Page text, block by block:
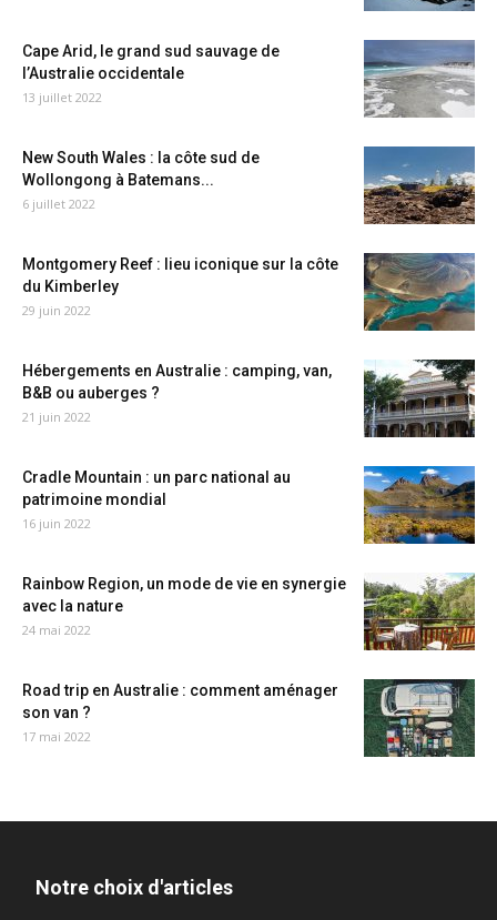
Cape Arid, le grand sud sauvage de
l’Australie occidentale
13 juillet 2022
New South Wales : la côte sud de
Wollongong à Batemans...
6 juillet 2022
Montgomery Reef : lieu iconique sur la côte
du Kimberley
29 juin 2022
Hébergements en Australie : camping, van,
B&B ou auberges ?
21 juin 2022
Cradle Mountain : un parc national au
patrimoine mondial
16 juin 2022
Rainbow Region, un mode de vie en synergie
avec la nature
24 mai 2022
Road trip en Australie : comment aménager
son van ?
17 mai 2022
Notre choix d'articles